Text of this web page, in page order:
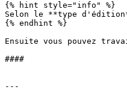
{% hint style="info" %}
Selon le **type
{% endhint %}
Ensuite vous pouvez
####
---